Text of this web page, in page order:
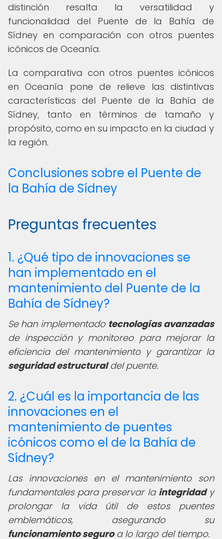
distinción resalta la versatilidad y
funcionalidad del Puente de la Bahía de
Sídney en comparación con otros puentes
icónicos de Oceanía.
La comparativa con otros puentes icónicos
en Oceanía pone de relieve las distintivas
características del Puente de la Bahía de
Sídney, tanto en términos de tamaño y
propósito, como en su impacto en la ciudad y
la región.
Conclusiones sobre el Puente de
la Bahía de Sídney
Preguntas frecuentes
1. ¿Qué tipo de innovaciones se
han implementado en el
mantenimiento del Puente de la
Bahía de Sídney?
Se han implementado tecnologías avanzadas
de inspección y monitoreo para mejorar la
eficiencia del mantenimiento y garantizar la
seguridad estructuraldel puente.
2. ¿Cuál es la importancia de las
innovaciones en el
mantenimiento de puentes
icónicos como el de la Bahía de
Sídney?
Las innovaciones en el mantenimiento son
fundamentales para preservar la integridady
prolongar la vida útil de estos puentes
emblemáticos, asegurando su
funcionamiento seguroa lo largo del tiempo.